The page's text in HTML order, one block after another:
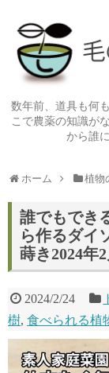
数年前、道具も何
こで農薬の知識が
から誰
ホーム 植物
誰でもでき
ら作るダイ
蒔き2024年2
2024/2/24
樹, 食べられる植